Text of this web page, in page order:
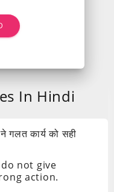
In Hindi
गलत कार्य को सही
not give
action.